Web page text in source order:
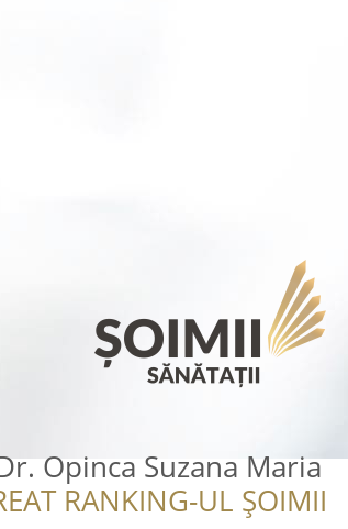
Opinca Suzana Maria
RANKING-UL ȘOIMII